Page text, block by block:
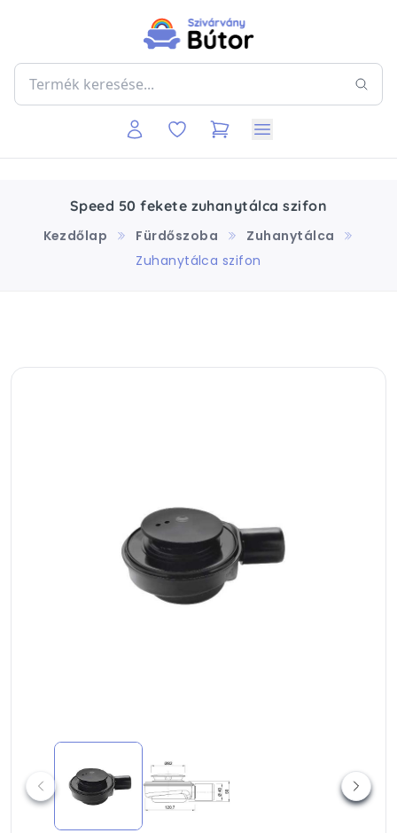
Speed 50 fekete zuhanytálca szifon
Kezdőlap
Fürdőszoba
Zuhanytálca
Zuhanytálca szifon